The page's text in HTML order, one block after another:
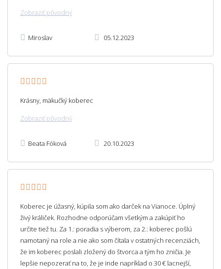
Zobraziť pôvodný
Miroslav 05.12.2023
Krásny, mäkučký koberec
Zobraziť pôvodný
Beata Fóková 20.10.2023
Koberec je úžasný, kúpila som ako darček na Vianoce. Úplný
živý králiček. Rozhodne odporúčam všetkým a zakúpiť ho
určite tiež tu. Za 1.: poradia s výberom, za 2.: koberec pošlú
namotaný na role a nie ako som čítala v ostatných recenziách,
že im koberec poslali zložený do štvorca a tým ho zničia. Je
lepšie nepozerať na to, že je inde napríklad o 30 € lacnejší,